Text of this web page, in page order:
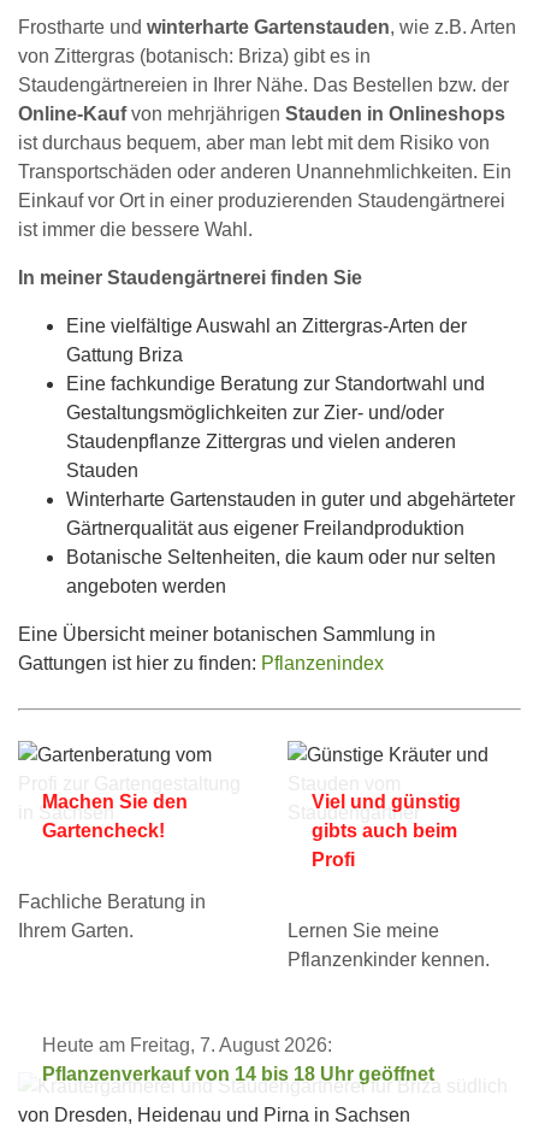
Frostharte und winterharte Gartenstauden, wie z.B. Arten
von Zittergras (botanisch: Briza) gibt es in
Staudengärtnereien in Ihrer Nähe. Das Bestellen bzw. der
Online-Kaufvon mehrjährigen Stauden in Onlineshops
ist durchaus bequem, aber man lebt mit dem Risiko von
Transportschäden oder anderen Unannehmlichkeiten. Ein
Einkauf vor Ort in einer produzierenden Staudengärtnerei
ist immer die bessere Wahl.
In meiner Staudengärtnerei finden Sie
Eine vielfältige Auswahl an Zittergras-Arten der
Gattung Briza
Eine fachkundige Beratung zur Standortwahl und
Gestaltungsmöglichkeiten zur Zier- und/oder
Staudenpflanze Zittergras und vielen anderen
Stauden
Winterharte Gartenstauden in guter und abgehärteter
Gärtnerqualität aus eigener Freilandproduktion
Botanische Seltenheiten, die kaum oder nur selten
angeboten werden
Eine Übersicht meiner botanischen Sammlung in
Gattungen ist hier zu finden: Pflanzenindex
Machen Sie den
Gartencheck!
Fachliche Beratung in
Ihrem Garten.
Viel und günstig
gibts auch beim
Profi
Lernen Sie meine
Pflanzenkinder kennen.
Heute am Freitag, 7. August 2026:
Pflanzenverkauf von 14 bis 18 Uhr geöffnet